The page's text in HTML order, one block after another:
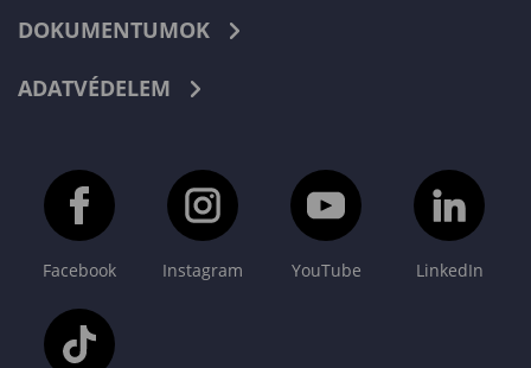
DOKUMENTUMOK
ADATVÉDELEM
Facebook Instagram YouTube LinkedIn